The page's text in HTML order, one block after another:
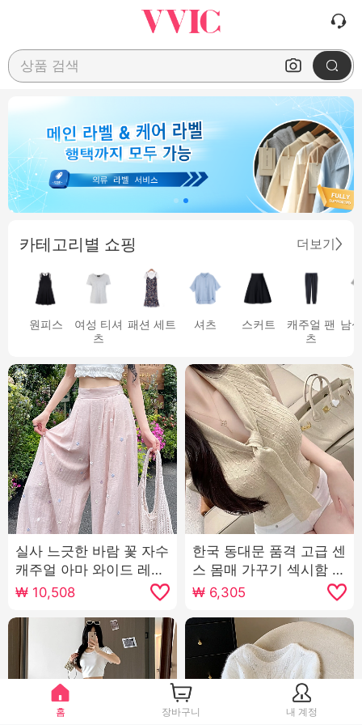
상품 검색
카테고리별 쇼핑 더보기
원피스
여성 티셔
츠
패션 세트 셔츠 스커트
캐주얼 팬
츠
남
실사 느긋한 바람 꽃 자수
캐주얼 아마 와이드 레깅
스 바지 2025 여름 새로
운 루즈핏 슬림해 보이는
스트레이트 팬츠
₩ 10,508
한국 동대문 품격 고급 센
스 몸매 가꾸기 섹시함 순
수한 욕망 바람 여성 리본
₩ 6,305
홈 장바구니 내 계정